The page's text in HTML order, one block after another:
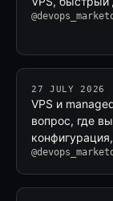
27 JULY 2026
VPS и
вопрос, где